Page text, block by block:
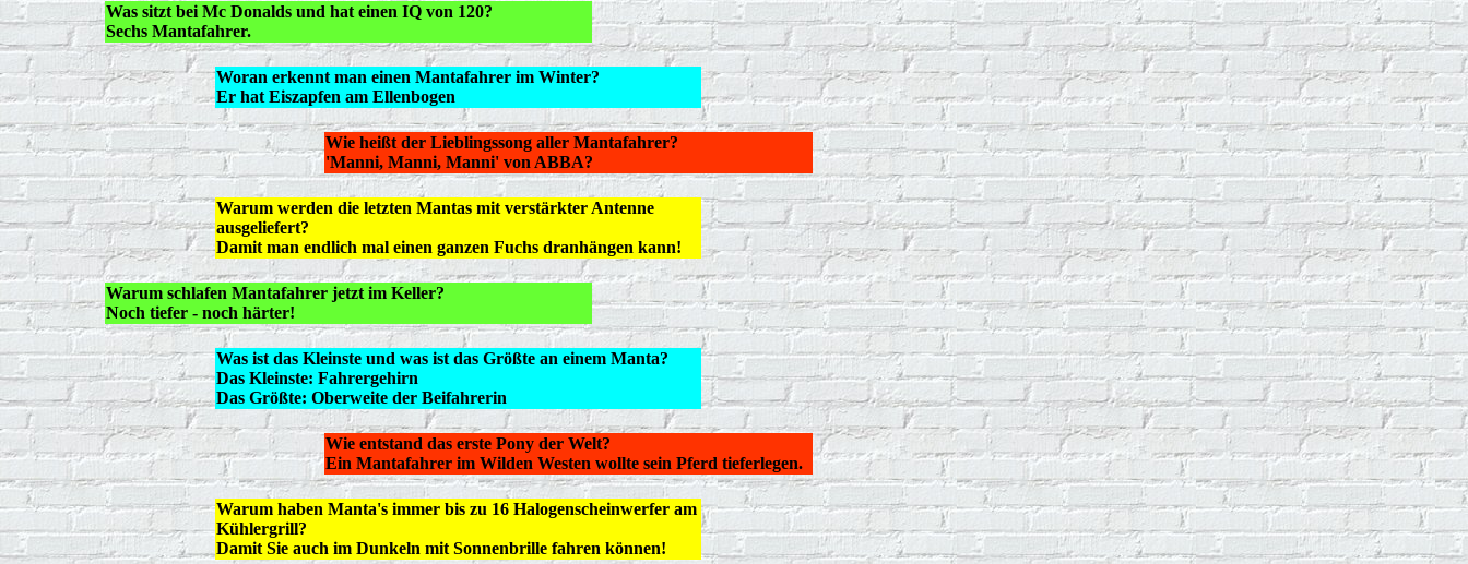
Was sitzt bei Mc Donalds und hat einen IQ von 120?
Sechs Mantafahrer.
Woran erkennt man einen Mantafahrer im Winter?
Er hat Eiszapfen am Ellenbogen
Wie heißt der Lieblingssong aller Mantafahrer?
'Manni, Manni, Manni' von ABBA?
Warum werden die letzten Mantas mit verstärkter Antenne
ausgeliefert?
Damit man endlich mal einen ganzen Fuchs dranhängen kann!
Warum schlafen Mantafahrer jetzt im Keller?
Noch tiefer - noch härter!
Was ist das Kleinste und was ist das Größte an einem Manta?
Das Kleinste: Fahrergehirn
Das Größte: Oberweite der Beifahrerin
Wie entstand das erste Pony der Welt?
Ein Mantafahrer im Wilden Westen wollte sein Pferd tieferlegen.
Warum haben Manta's immer bis zu 16 Halogenscheinwerfer am
Kühlergrill?
Damit Sie auch im Dunkeln mit Sonnenbrille fahren können!